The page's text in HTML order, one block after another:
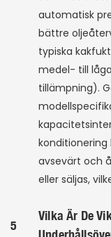
automatisk
bättre
typiska
medel- till
tillämpning).
konditionering
avsevärt och
eller säljas,
5
Vilka Är De